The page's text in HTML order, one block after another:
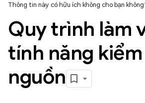
Thông tin này có hữu ích không cho bạn
Quy trình làm
tính năng
nguồn